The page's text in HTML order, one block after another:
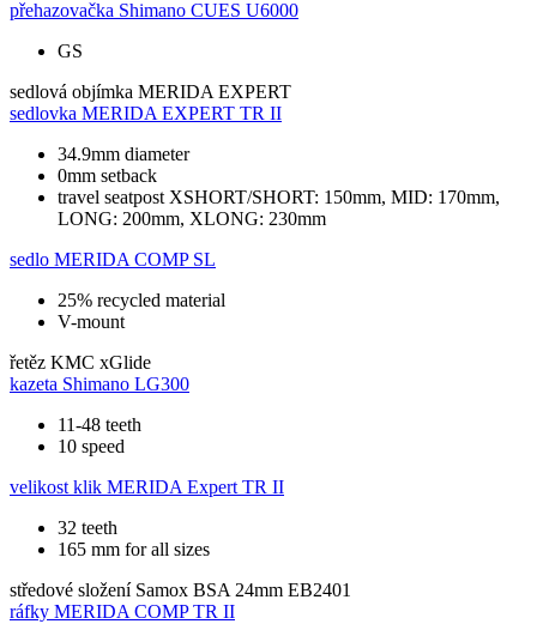
přehazovačka Shimano CUES U6000
GS
sedlová objímka MERIDA EXPERT
sedlovka MERIDA EXPERT TR II
34.9mm diameter
0mm setback
travel seatpost XSHORT/SHORT: 150mm, MID: 170mm,
LONG: 200mm, XLONG: 230mm
sedlo MERIDA COMP SL
25% recycled material
V-mount
řetěz KMC xGlide
kazeta Shimano LG300
11-48 teeth
10 speed
velikost klik MERIDA Expert TR II
32 teeth
165 mm for all sizes
středové složení Samox BSA 24mm EB2401
ráfky MERIDA COMP TR II